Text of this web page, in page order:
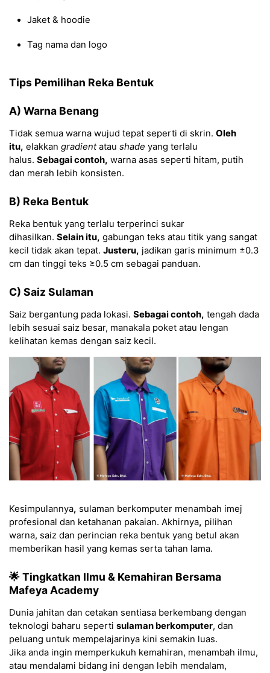
Jaket & hoodie
Tag nama dan logo
Tips Pemilihan Reka Bentuk
A) Warna Benang
Tidak semua warna wujud tepat seperti di skrin. Oleh
itu, elakkan gradientatau shade yang terlalu
halus. Sebagai contoh, warna asas seperti hitam, putih
dan merah lebih konsisten.
B) Reka Bentuk
Reka bentuk yang terlalu terperinci sukar
dihasilkan. Selain itu, gabungan teks atau titik yang sangat
kecil tidak akan tepat. Justeru, jadikan garis minimum ±0.3
cm dan tinggi teks ≥0.5 cm sebagai panduan.
C) Saiz Sulaman
Saiz bergantung pada lokasi. Sebagai contoh, tengah dada
lebih sesuai saiz besar, manakala poket atau lengan
kelihatan kemas dengan saiz kecil.
Kesimpulannya, sulaman berkomputer menambah imej
profesional dan ketahanan pakaian. Akhirnya, pilihan
warna, saiz dan perincian reka bentuk yang betul akan
memberikan hasil yang kemas serta tahan lama.
🌟 Tingkatkan Ilmu & Kemahiran Bersama
Mafeya Academy
Dunia jahitan dan cetakan sentiasa berkembang dengan
teknologi baharu seperti sulaman berkomputer, dan
peluang untuk mempelajarinya kini semakin luas.
Jika anda ingin memperkukuh kemahiran, menambah ilmu,
atau mendalami bidang ini dengan lebih mendalam,